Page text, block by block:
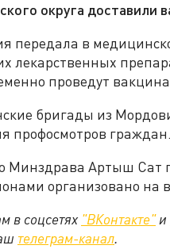
округа доставили
передала в
лекарственных
проведут
бригады из
профосмотров граждан.
Минздрава Артыш Сат
организовано на
в соцсетях "ВКонтакте"и
телеграм-канал.